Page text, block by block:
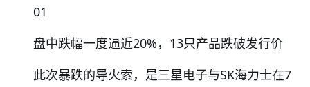
01
盘中跌幅一度逼近20%，13只产品跌破发行价
此次暴跌的导火索，是三星电子与SK海力士在7